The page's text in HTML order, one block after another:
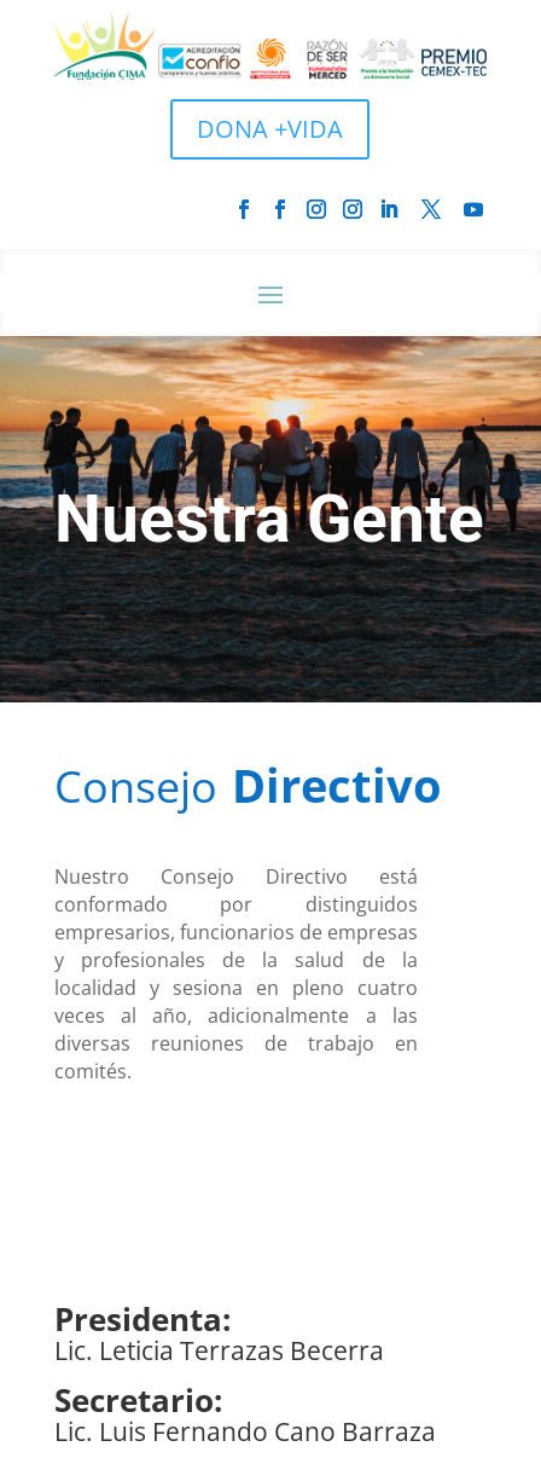
DONA +VIDA
Nuestra Gente
Consejo Directivo
Nuestro Consejo Directivo está
conformado por distinguidos
empresarios, funcionarios de empresas
y profesionales de la salud de la
localidad y sesiona en pleno cuatro
veces al año, adicionalmente a las
diversas reuniones de trabajo en
comités.
Presidenta:
Lic. Leticia Terrazas Becerra
Secretario:
Lic. Luis Fernando Cano Barraza